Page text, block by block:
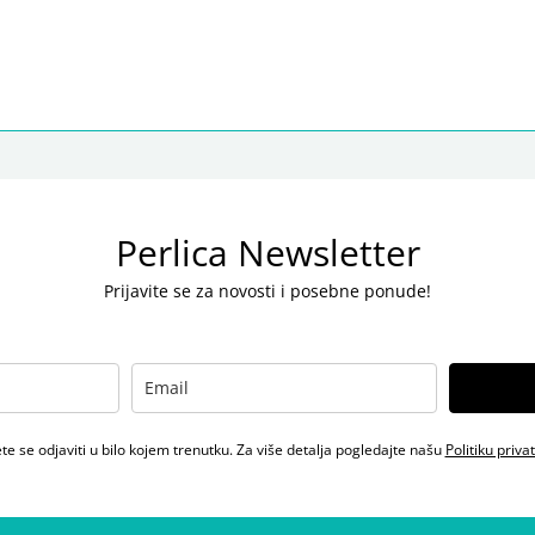
Perlica Newsletter
Prijavite se za novosti i posebne ponude!
se odjaviti u bilo kojem trenutku. Za više detalja pogledajte našu Politiku